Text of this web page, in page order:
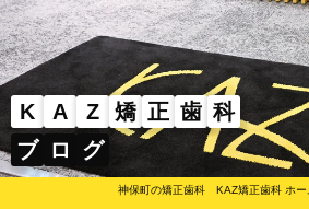
K A Z 矯 正 歯 科
ブ ロ グ
神保町の矯正歯科 KAZ矯正歯科 ホー
矯正歯科治療のご案内
矯正装置のご紹介
その他